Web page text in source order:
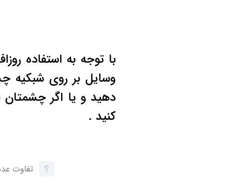
با توجه به استفاده
وسایل بر روی شبکیه
دهید و یا اگر
کنید .
تفاوت